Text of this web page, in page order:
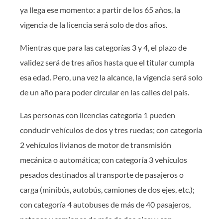
ya llega ese momento: a partir de los 65 años, la
vigencia de la licencia será solo de dos años.
Mientras que para las categorías 3 y 4, el plazo de
validez será de tres años hasta que el titular cumpla
esa edad. Pero, una vez la alcance, la vigencia será solo
de un año para poder circular en las calles del país.
Las personas con licencias categoría 1 pueden
conducir vehículos de dos y tres ruedas; con categoría
2 vehículos livianos de motor de transmisión
mecánica o automática; con categoría 3 vehículos
pesados destinados al transporte de pasajeros o
carga (minibús, autobús, camiones de dos ejes, etc.);
con categoría 4 autobuses de más de 40 pasajeros,